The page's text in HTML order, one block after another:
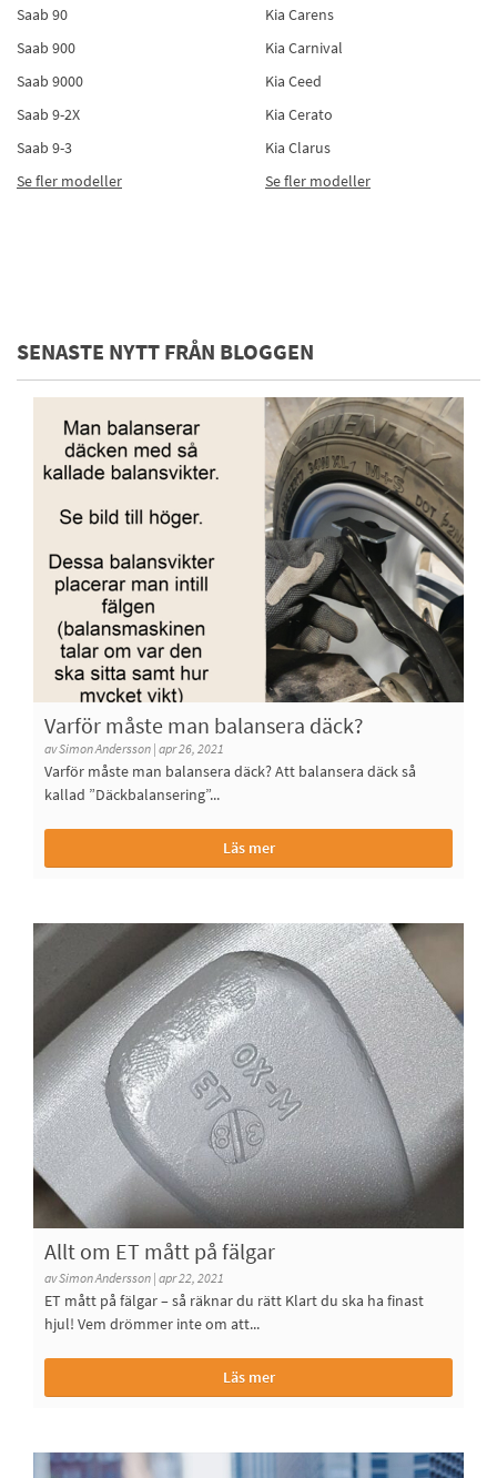
Saab 90
Saab 900
Saab 9000
Saab 9-2X
Saab 9-3
Se fler modeller
Kia Carens
Kia Carnival
Kia Ceed
Kia Cerato
Kia Clarus
Se fler modeller
SENASTE NYTT FRÅN BLOGGEN
Varför måste man balansera däck?
av Simon Andersson | apr 26, 2021
Varför måste man balansera däck? Att balansera däck så
kallad ”Däckbalansering”...
Läs mer
Allt om ET mått på fälgar
av Simon Andersson | apr 22, 2021
ET mått på fälgar – så räknar du rätt Klart du ska ha finast
hjul! Vem drömmer inte om att...
Läs mer